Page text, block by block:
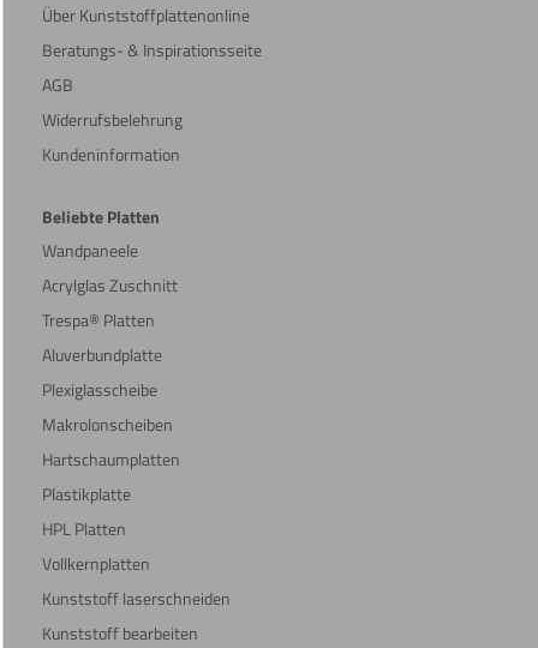
Über Kunststoffplattenonline
Beratungs- & Inspirationsseite
AGB
Widerrufsbelehrung
Kundeninformation
Beliebte Platten
Wandpaneele
Acrylglas Zuschnitt
Trespa® Platten
Aluverbundplatte
Plexiglasscheibe
Makrolonscheiben
Hartschaumplatten
Plastikplatte
HPL Platten
Vollkernplatten
Kunststoff laserschneiden
Kunststoff bearbeiten